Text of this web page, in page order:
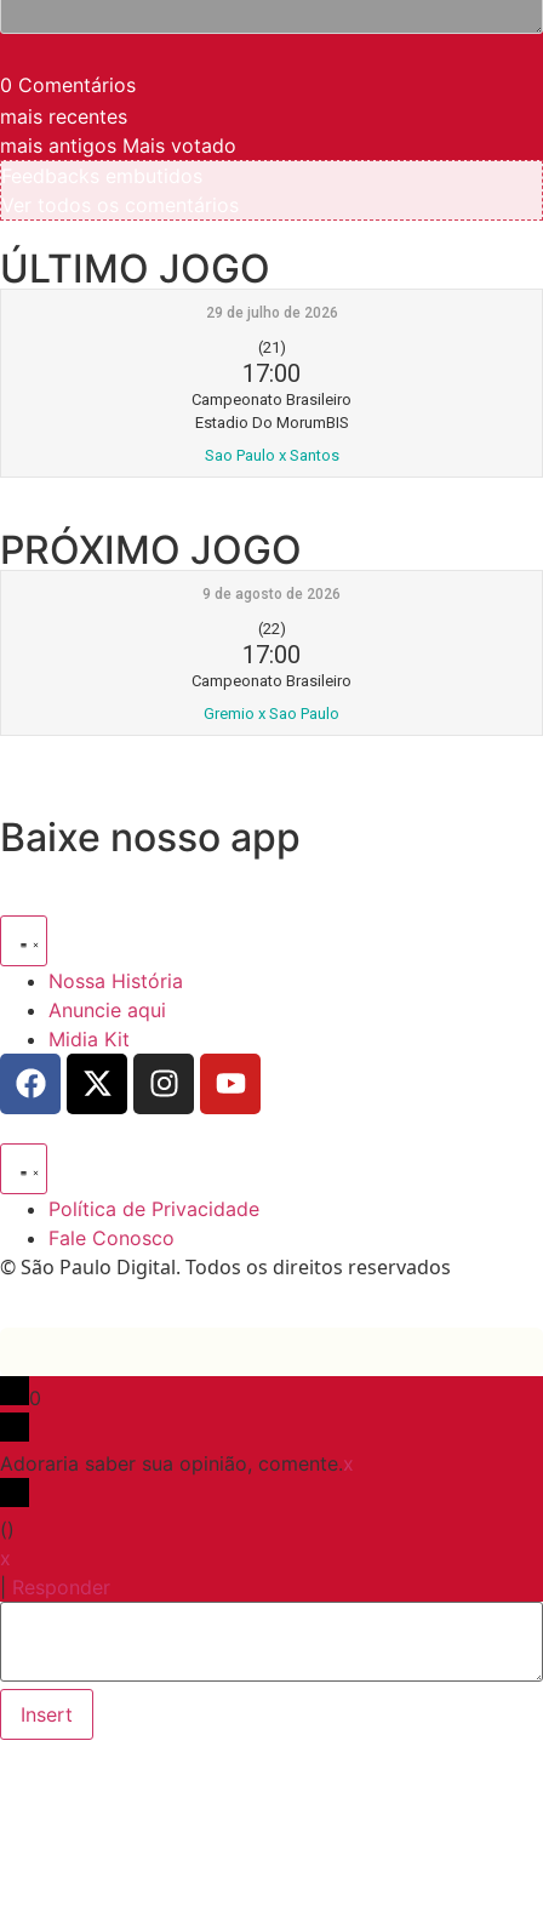
0 Comentários
mais recentes
mais antigos Mais votado
ÚLTIMO JOGO
29 de julho de 2026
(21)
17:00
Campeonato Brasileiro
Estadio Do MorumBIS
Sao Paulo x Santos
PRÓXIMO JOGO
9 de agosto de 2026
(22)
17:00
Campeonato Brasileiro
Gremio x Sao Paulo
Baixe nosso app
Nossa História
Anuncie aqui
Midia Kit
Política de Privacidade
Fale Conosco
© São Paulo Digital. Todos os direitos reservados
0
Adoraria saber sua opinião, comente.x
()
x
Responder
Insert